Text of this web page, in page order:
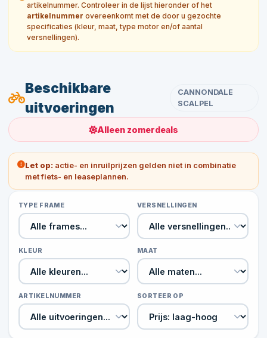
artikelnummer. Controleer in de lijst hieronder of het
artikelnummer overeenkomt met de door u gezochte
specificaties (kleur, maat, type motor en/of aantal
versnellingen).
Beschikbare
uitvoeringen
CANNONDALE
SCALPEL
Alleen zomerdeals
Let op: actie- en inruilprijzen gelden niet in combinatie
met fiets- en leaseplannen.
TYPE FRAME VERSNELLINGEN
KLEUR MAAT
ARTIKELNUMMER SORTEER OP